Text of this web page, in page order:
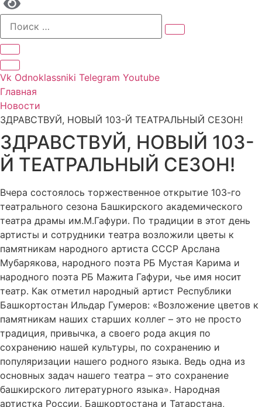
Vk Odnoklassniki Telegram Youtube
Главная
Новости
ЗДРАВСТВУЙ, НОВЫЙ 103-Й ТЕАТРАЛЬНЫЙ СЕЗОН!
ЗДРАВСТВУЙ, НОВЫЙ 103-
Й ТЕАТРАЛЬНЫЙ СЕЗОН!
Вчера состоялось торжественное открытие 103-го
театрального сезона Башкирского академического
театра драмы им.М.Гафури. По традиции в этот день
артисты и сотрудники театра возложили цветы к
памятникам народного артиста СССР Арслана
Мубарякова, народного поэта РБ Мустая Карима и
народного поэта РБ Мажита Гафури, чье имя носит
театр. Как отметил народный артист Республики
Башкортостан Ильдар Гумеров: «Возложение цветов к
памятникам наших старших коллег – это не просто
традиция, привычка, а своего рода акция по
сохранению нашей культуры, по сохранению и
популяризации нашего родного языка. Ведь одна из
основных задач нашего театра – это сохранение
башкирского литературного языка». Народная
артистка России, Башкортостана и Татарстана,